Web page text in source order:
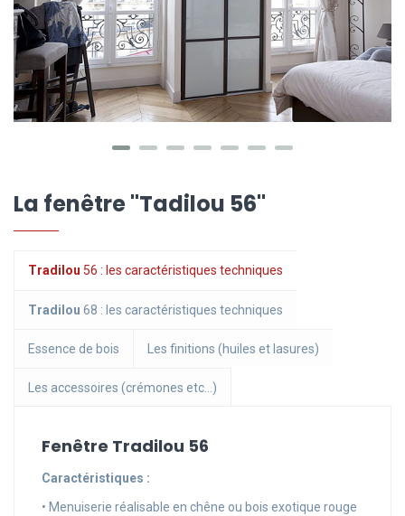
La fenêtre "Tadilou 56"
Tradilou 56 : les caractéristiques techniques
Tradilou 68 : les caractéristiques techniques
Essence de bois Les finitions (huiles et lasures)
Les accessoires (crémones etc...)
Fenêtre Tradilou 56
Caractéristiques :
• Menuiserie réalisable en chêne ou bois exotique rouge